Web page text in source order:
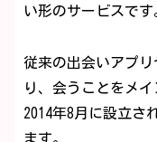
い形のサービスです
従来の出会いアプ
り、会うことをメ
2014年8月に設立さ
ます。